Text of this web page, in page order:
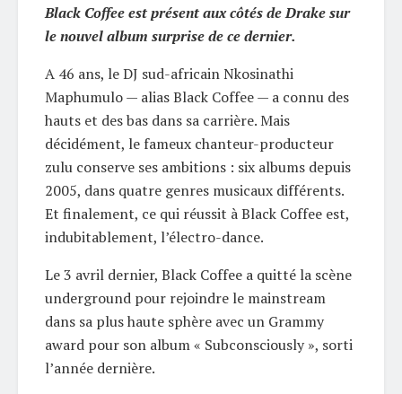
Black Coffee est présent aux côtés de Drake sur
le nouvel album surprise de ce dernier.
A 46 ans, le DJ sud-africain Nkosinathi
Maphumulo — alias Black Coffee — a connu des
hauts et des bas dans sa carrière. Mais
décidément, le fameux chanteur-producteur
zulu conserve ses ambitions : six albums depuis
2005, dans quatre genres musicaux différents.
Et finalement, ce qui réussit à Black Coffee est,
indubitablement, l’électro-dance.
Le 3 avril dernier, Black Coffee a quitté la scène
underground pour rejoindre le mainstream
dans sa plus haute sphère avec un Grammy
award pour son album « Subconsciously », sorti
l’année dernière.